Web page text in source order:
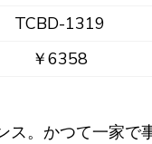
TCBD-1319
￥6358
。かつて一家で